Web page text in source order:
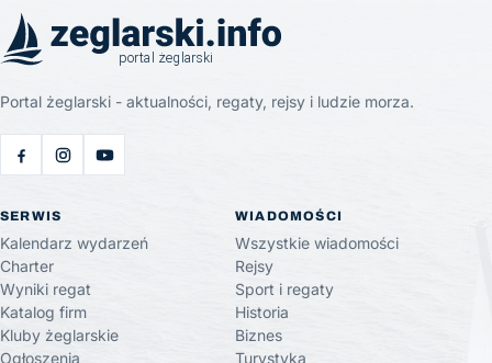
Portal żeglarski - aktualności, regaty, rejsy i ludzie morza.
SERWIS
Kalendarz wydarzeń
Charter
Wyniki regat
Katalog firm
Kluby żeglarskie
Ogłoszenia
WIADOMOŚCI
Wszystkie wiadomości
Rejsy
Sport i regaty
Historia
Biznes
Turystyka